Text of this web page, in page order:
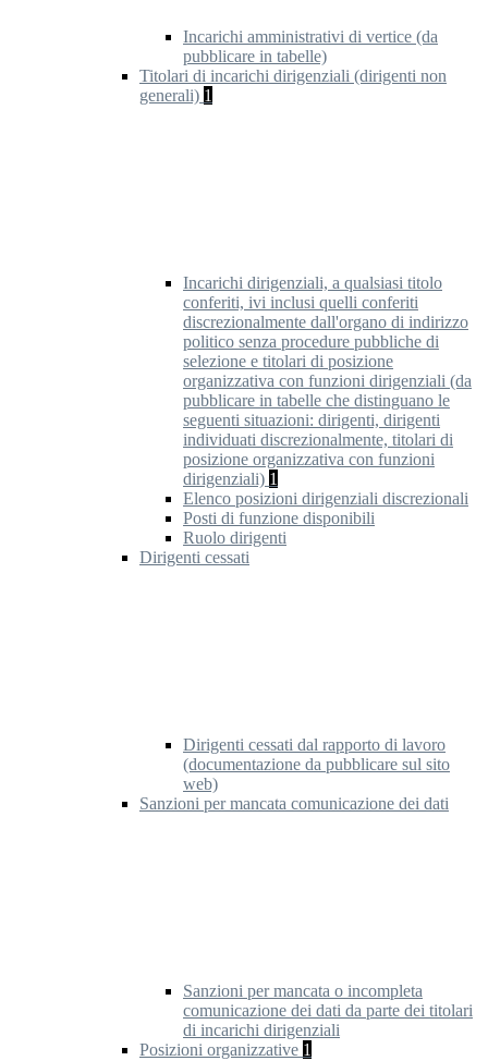
Incarichi amministrativi di vertice (da
pubblicare in tabelle)
Titolari di incarichi dirigenziali (dirigenti non
generali) 1
Incarichi dirigenziali, a qualsiasi titolo
conferiti, ivi inclusi quelli conferiti
discrezionalmente dall'organo di indirizzo
politico senza procedure pubbliche di
selezione e titolari di posizione
organizzativa con funzioni dirigenziali (da
pubblicare in tabelle che distinguano le
seguenti situazioni: dirigenti, dirigenti
individuati discrezionalmente, titolari di
posizione organizzativa con funzioni
dirigenziali) 1
Elenco posizioni dirigenziali discrezionali
Posti di funzione disponibili
Ruolo dirigenti
Dirigenti cessati
Dirigenti cessati dal rapporto di lavoro
(documentazione da pubblicare sul sito
web)
Sanzioni per mancata comunicazione dei dati
Sanzioni per mancata o incompleta
comunicazione dei dati da parte dei titolari
di incarichi dirigenziali
Posizioni organizzative 1